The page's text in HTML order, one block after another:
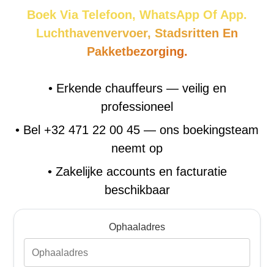
Boek Via Telefoon, WhatsApp Of App.
Luchthavenvervoer, Stadsritten En
Pakketbezorging.
• Erkende chauffeurs — veilig en
professioneel
• Bel +32 471 22 00 45 — ons boekingsteam
neemt op
• Zakelijke accounts en facturatie
beschikbaar
Ophaaladres